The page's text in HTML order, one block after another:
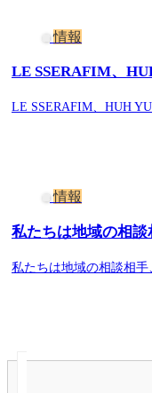
情報
LE SSERAFIM、
LE SSERAFIM、HUH
情報
私たちは地域の相
私たちは地域の相談相